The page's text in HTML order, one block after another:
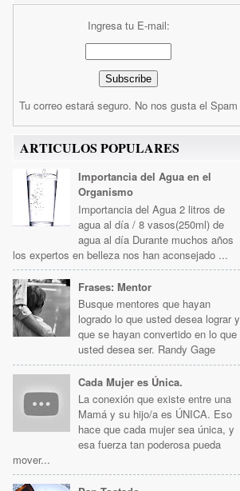
Ingresa tu E-mail:
Tu correo estará seguro. No nos gusta el Spam
ARTICULOS POPULARES
Importancia del Agua en el
Organismo
Importancia del Agua 2 litros de
agua al día / 8 vasos(250ml) de
agua al día Durante muchos años
los expertos en belleza nos han aconsejado ...
Frases: Mentor
Busque mentores que hayan
logrado lo que usted desea lograr y
que se hayan convertido en lo que
usted desea ser. Randy Gage
Cada Mujer es Única.
La conexión que existe entre una
Mamá y su hijo/a es ÚNICA. Eso
hace que cada mujer sea única, y
esa fuerza tan poderosa pueda
mover...